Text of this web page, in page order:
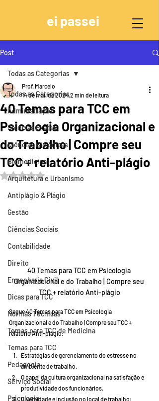
ei passei
Post
Todas as Categorias
Administração
Ciências Exatas
Ciências Biológicas
Biomedicina
Arquitetura e Urbanismo
Antiplágio & Plágio
Gestão
Ciências Sociais
Contabilidade
Direito
Engenharia Civil
Dicas para TCC
Normas Técnicas
Temas para TCC de Medicina
Temas para TCC
Pedagogia
Serviço Social
Psicologia
Todas as Categorias
40 Temas para TCC em
Psicologia Organizacional e
do Trabalho | Compre seu
TCC + relatório Anti-plágio
Prof. Marcelo
14 de mai. de 20242 min de leitura
Avaliado com NaN de 5 estrelas.
40 Temas para TCC em Psicologia
Organizacional e do Trabalho | Compre seu
TCC + relatório Anti-plágio
Segue 40 Temas para TCC em Psicologia
Organizacional e do Trabalho | Compre seu TCC +
relatório Anti-plágio:
Estratégias de gerenciamento do estresse no
ambiente de trabalho.
O papel da cultura organizacional na satisfação e
produtividade dos funcionários.
Diversidade e inclusão no local de trabalho: